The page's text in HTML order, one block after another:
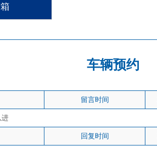
车辆预约
留言时间
进
回复时间